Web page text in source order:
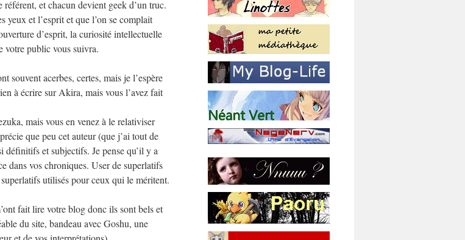
et chacun devient geek d’un truc.
yeux et l’esprit et que l’on se complait
d’esprit, la curiosité intellectuelle
votre public vous suivra.
souvent acerbes, certes, mais je l’espère
à écrire sur Akira, mais vous l’avez fait
mais vous en venez à le relativiser
que peu cet auteur (que j’ai tout de
définitifs et subjectifs. Je pense qu’il y a
dans vos chroniques. User de superlatifs
utilisés pour ceux qui le méritent.
fait lire votre blog donc ils sont bels et
du site, bandeau avec Goshu, une